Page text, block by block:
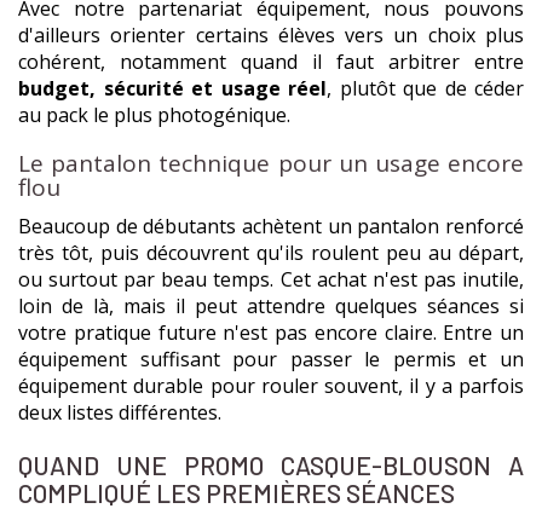
Avec notre partenariat équipement, nous pouvons
d'ailleurs orienter certains élèves vers un choix plus
cohérent, notamment quand il faut arbitrer entre
budget, sécurité et usage réel, plutôt que de céder
au pack le plus photogénique.
Le pantalon technique pour un usage encore
flou
Beaucoup de débutants achètent un pantalon renforcé
très tôt, puis découvrent qu'ils roulent peu au départ,
ou surtout par beau temps. Cet achat n'est pas inutile,
loin de là, mais il peut attendre quelques séances si
votre pratique future n'est pas encore claire. Entre un
équipement suffisant pour passer le permis et un
équipement durable pour rouler souvent, il y a parfois
deux listes différentes.
QUAND UNE PROMO CASQUE-BLOUSON A
COMPLIQUÉ LES PREMIÈRES SÉANCES